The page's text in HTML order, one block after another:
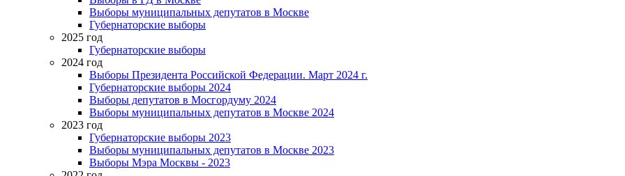
Выборы муниципальных депутатов в Москве
Губернаторские выборы
2025 год
Губернаторские выборы
2024 год
Выборы Президента Российской Федерации. Март 2024 г.
Губернаторские выборы 2024
Выборы депутатов в Мосгордуму 2024
Выборы муниципальных депутатов в Москве 2024
2023 год
Губернаторские выборы 2023
Выборы муниципальных депутатов в Москве 2023
Выборы Мэра Москвы - 2023